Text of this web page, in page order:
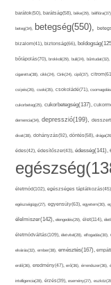
barátok(50), barátság(58), béke(29), bélflóra(37),
beteg(34), betegség(550),
bizalom(41), biztonság(66),
bőrápolás(70), brokkoli(29), buli(24), bűntudat(32),
cigaretta(38), cikk(24), Cink(24), cipő(37),
csípés(26), csoki(35), csokoládé(71),
cukorbeteg(25), cukorbetegség(137),
demencia(34), depresszió(199),
divat(38), dohányzás(92), döntés(58),
édes(42), édesítőszer(43), édesség(141),
életmód(102), egészséges táplálkozás(45),
egészségügy(27), egyensúly(63), egyetem(30),
élelmiszer(142), elengedés(29), élet(114),
életmódváltás(109), életvitel(28), elfogadás(30),
elvárás(32), ember(38), emésztés(167),
erdő(36), eredmény(47), erő(36), érrendszer(36),
intelligencia(28), érzés(39), esemény(27),